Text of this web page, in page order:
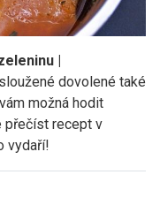
|
dovolené také
možná hodit
přečíst recept v
vydaří!